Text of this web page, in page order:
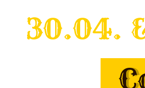
30.04.